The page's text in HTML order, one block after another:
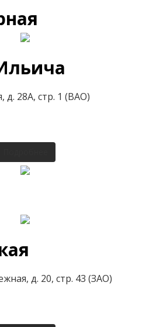
д. 28А, стр. 1 (ВАО)
д. 20, стр. 43 (ЗАО)